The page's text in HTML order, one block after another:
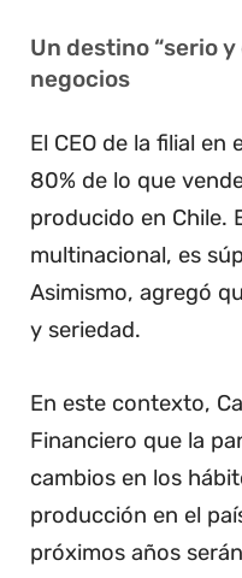
Un destino “serio
negocios
El CEO de la filial en
80% de lo que
producido en Chile.
multinacional, es
Asimismo, agregó
y seriedad.
En este contexto,
Financiero que la
cambios en los
producción en el
próximos años